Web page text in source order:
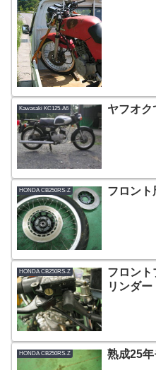
Kawasaki KC125-A6 ヤフオク
HONDA CB250RS-Z フロント
HONDA CB250RS-Z
フロント
リンダー
HONDA CB250RS-Z 熟成25